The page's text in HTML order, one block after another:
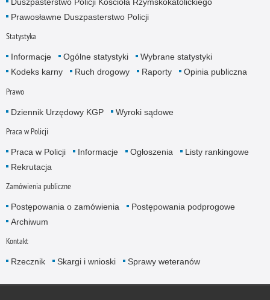
Duszpasterstwo Policji Kościoła Rzymskokatolickiego
Prawosławne Duszpasterstwo Policji
Statystyka
Informacje Ogólne statystyki
Wybrane statystyki
Kodeks karny
Ruch drogowy Raporty Opinia publiczna
Prawo
Dziennik Urzędowy KGP Wyroki sądowe
Praca w Policji
Praca w Policji Informacje Ogłoszenia
Listy rankingowe
Rekrutacja
Zamówienia publiczne
Postępowania o zamówienia
Postępowania podprogowe
Archiwum
Kontakt
Rzecznik Skargi i wnioski Sprawy weteranów